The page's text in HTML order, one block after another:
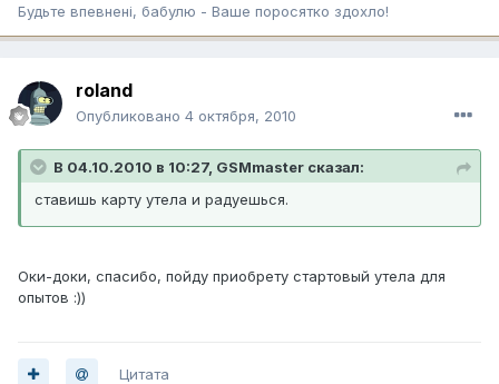
Будьте впевненi, бабулю - Ваше поросятко здохло!
roland
Опубликовано 4 октября, 2010
В 04.10.2010 в 10:27, GSMmaster сказал:
ставишь карту утела и радуешься.
Оки-доки, спасибо, пойду приобрету стартовый утела для
опытов :))
Цитата